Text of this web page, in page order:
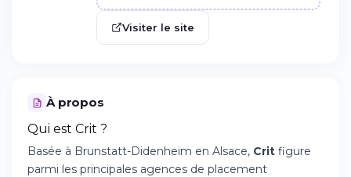
Visiter le site
À propos
Qui est Crit ?
Basée à Brunstatt-Didenheim en Alsace, Crit figure
parmi les principales agences de placement